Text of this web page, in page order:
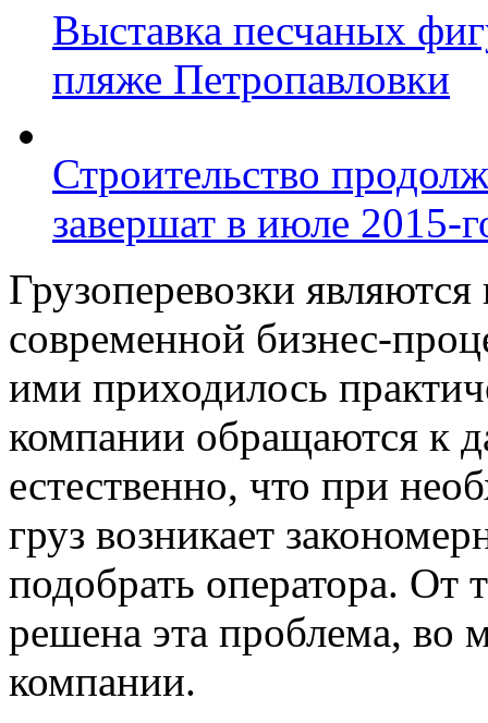
Выставка песчаных
пляже Петропавловки
Строительство
завершат в июле 2015-
Грузоперевозки
современной бизнес-
ими приходилось
компании обращаются к
естественно, что при
груз возникает
подобрать оператора. От
решена эта проблема, во
компании.